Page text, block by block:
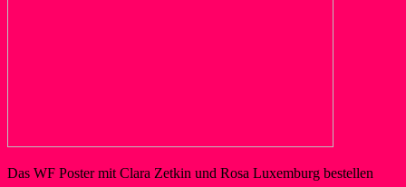
Das WF Poster mit Clara Zetkin und Rosa Luxemburg bestellen